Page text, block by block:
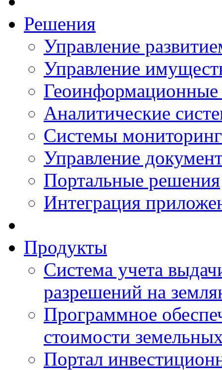
Решения
Управление
Управление
Аналитические
Системы
Управление
Портальные решения
Интеграция
Продукты
Система учета
разрешений на
Программное
стоимости
Портал